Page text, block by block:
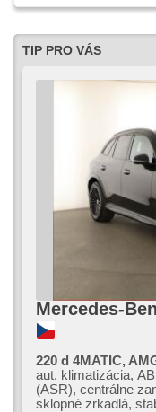
TIP PRO VÁS
Mercedes-
220 d 4MATIC,
aut. klimatizácia,
(ASR), centrálne
sklopné zrkadlá,